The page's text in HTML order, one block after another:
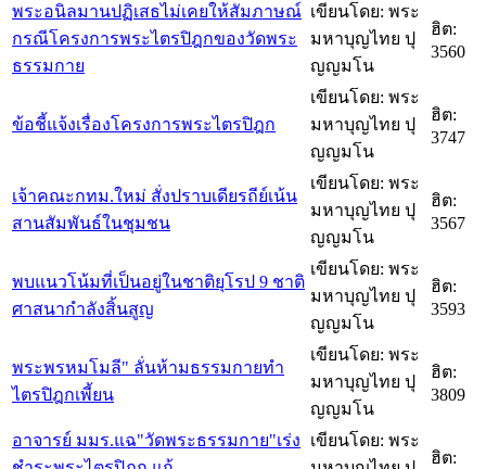
พระอนิลมานปฏิเสธไม่เคยให้สัมภาษณ์
กรณีโครงการพระไตรปิฎกของวัดพระ
ธรรมกาย
เขียนโดย: พระ
มหาบุญไทย ปุ
ญญมโน
ฮิต:
3560
ข้อชี้แจ้งเรื่องโครงการพระไตรปิฎก
เขียนโดย: พระ
มหาบุญไทย ปุ
ญญมโน
ฮิต:
3747
เจ้าคณะกทม.ใหม่ สั่งปราบเดียรถีย์เน้น
สานสัมพันธ์ในชุมชน
เขียนโดย: พระ
มหาบุญไทย ปุ
ญญมโน
ฮิต:
3567
พบแนวโน้มที่เป็นอยู่ในชาติยุโรป 9 ชาติ
ศาสนากำลังสิ้นสูญ
เขียนโดย: พระ
มหาบุญไทย ปุ
ญญมโน
ฮิต:
3593
พระพรหมโมลี" ลั่นห้ามธรรมกายทำ
ไตรปิฎกเพี้ยน
เขียนโดย: พระ
มหาบุญไทย ปุ
ญญมโน
ฮิต:
3809
อาจารย์ มมร.แฉ"วัดพระธรรมกาย"เร่ง
เขียนโดย: พระ
ฮิต: